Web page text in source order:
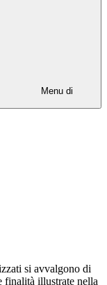
Menu di
si avvalgono di
finalità illustrate nella